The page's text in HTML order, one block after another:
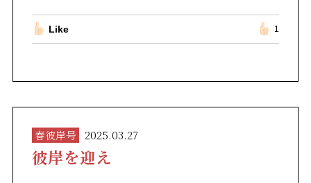
Like 1
春彼岸号 2025.03.27
彼岸を迎え